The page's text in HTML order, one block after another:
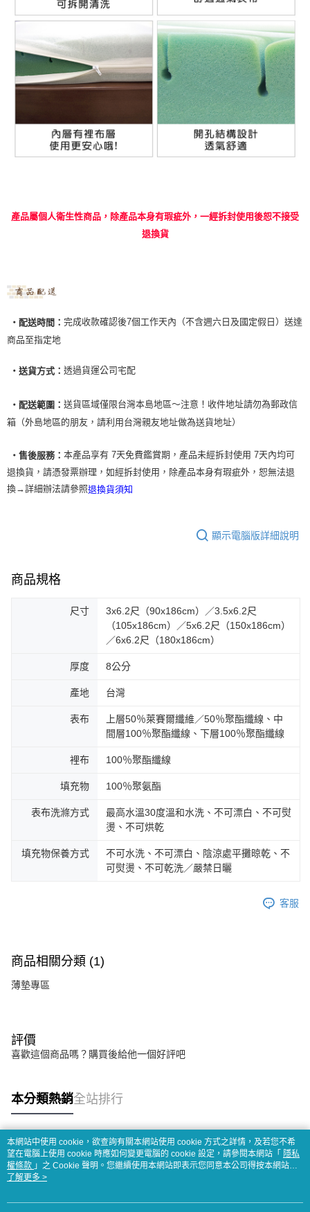
產品屬個人衛生性商品，除產品本身有瑕疵外，一經拆封使用後恕不接受
退換貨
‧配送時間： 完成收款確認後7個工作天內（不含週六日及國定假日）送達
商品至指定地
‧送貨方式： 透過貨運公司宅配
‧配送範圍： 送貨區域僅限台灣本島地區～注意！收件地址請勿為郵政信
箱（外島地區的朋友，請利用台灣親友地址做為送貨地址）
‧售後服務： 本產品享有 7天免費鑑賞期，產品未經拆封使用 7天內均可
退換貨，請憑發票辦理，如經拆封使用，除產品本身有瑕疵外，恕無法退
換→詳細辦法請參照退換貨須知
顯示電腦版詳細說明
商品規格
尺寸
3x6.2尺（90x186cm）／3.5x6.2尺
（105x186cm）／5x6.2尺（150x186cm）
／6x6.2尺（180x186cm）
厚度 8公分
產地 台灣
表布
上層50％萊賽爾纖維／50％聚酯纖線、中
間層100％聚酯纖線、下層100％聚酯纖線
裡布 100％聚酯纖線
填充物 100％聚氨酯
表布洗滌方式
最高水溫30度溫和水洗、不可漂白、不可熨
燙、不可烘乾
填充物保養方式
不可水洗、不可漂白、陰涼處平攤晾乾、不
可熨燙、不可乾洗／嚴禁日曬
客服
商品相關分類 (1)
薄墊專區
評價
喜歡這個商品嗎？購買後給他一個好評吧
本分類熱銷全站排行
熱門標籤
本網站中使用 cookie，欲查詢有關本網站使用 cookie 方式之詳情，及若您不希
望在電腦上使用 cookie 時應如何變更電腦的 cookie 設定，請參閱本網站「 隱私
權條款 」之 Cookie 聲明。您繼續使用本網站即表示您同意本公司得按本網站使
用條款之 Cookie 聲明使用 cookie。
了解更多 >